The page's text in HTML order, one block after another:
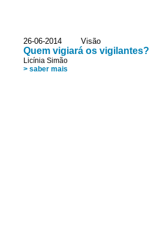
26-06-2014 Visão
Quem vigiará os vigilantes?
Licínia Simão
> saber mais